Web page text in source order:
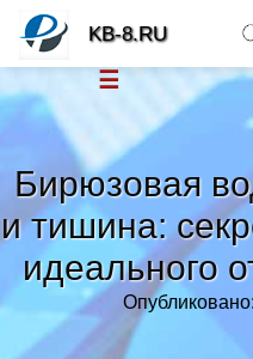
Бирюзовая
и тишина:
идеального
KB-8.RU
☰
Новости
Тренды новостей
Рубрики»
Правила »